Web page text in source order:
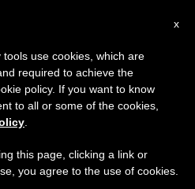
x
use cookies, which are
required to achieve the
policy. If you want to know
to all or some of the cookies,
this page, clicking a link or
you agree to the use of cookies.